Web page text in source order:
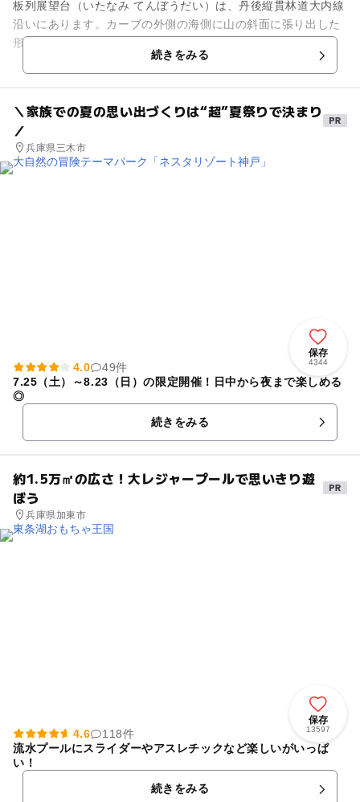
板列展望台（いたなみ てんぼうだい）は、丹後縦貫林道大内線
沿いにあります。カーブの外側の海側に山の斜面に張り出した
形の屋根とコンクリート製のベンチがあります。阿蘇海に横た
わる天橋立の「一字観」や...続きをみる
＼家族での夏の思い出づくりは“超”夏祭りで決まり
／
兵庫県三木市
保存
4344
4.0
49件
7.25（土）～8.23（日）の限定開催！日中から夜まで楽しめる
◎
続きをみる
約1.5万㎡の広さ！大レジャープールで思いきり遊
ぼう
兵庫県加東市
保存
13597
4.6
118件
流水プールにスライダーやアスレチックなど楽しいがいっぱ
い！
続きをみる